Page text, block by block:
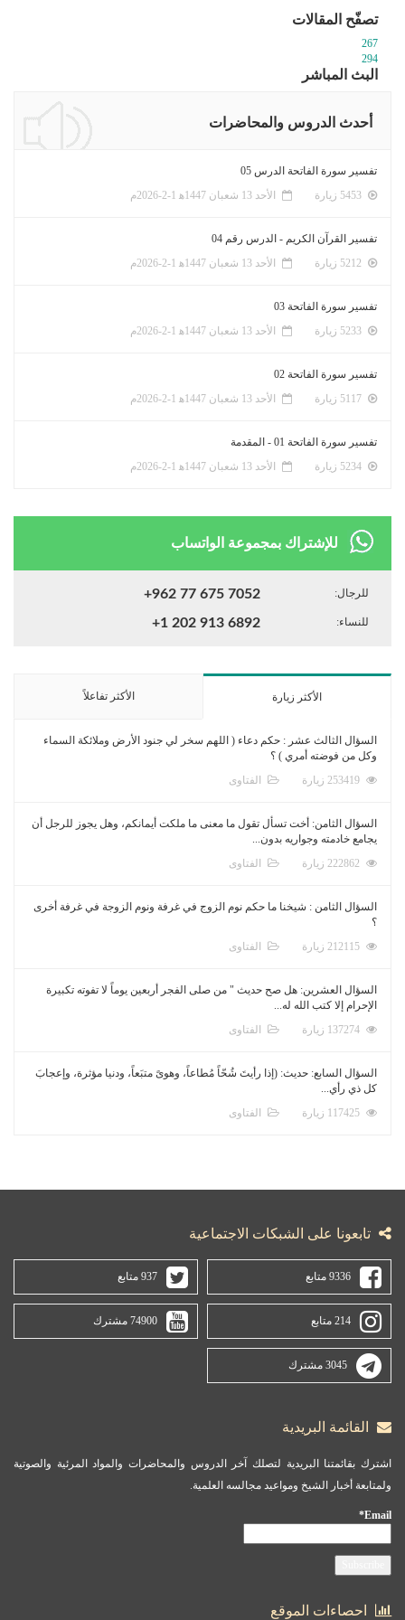
تصفّح المقالات
267
294
البث المباشر
أحدث الدروس والمحاضرات
تفسير سورة الفاتحة الدرس 05
الأحد 13 شعبان 1447ﻫ 1-2-2026م
تفسير القرآن الكريم - الدرس رقم 04
الأحد 13 شعبان 1447ﻫ 1-2-2026م
تفسير سورة الفاتحة 03
الأحد 13 شعبان 1447ﻫ 1-2-2026م
تفسير سورة الفاتحة 02
الأحد 13 شعبان 1447ﻫ 1-2-2026م
تفسير سورة الفاتحة 01 - المقدمة
الأحد 13 شعبان 1447ﻫ 1-2-2026م
للإشتراك بمجموعة الواتساب
للرجال: +962 77 675 7052
للنساء: +1 202 913 6892
الأكثر زيارة الأكثر تفاعلاً
السؤال الثالث عشر : حكم دعاء ( اللهم سخر لي جنود الأرض وملائكة السماء
وكل من فوضته أمري ) ؟
الفتاوى
السؤال الثامن: أخت تسأل تقول ما معنى ما ملكت أيمانكم، وهل يجوز للرجل أن
يجامع خادمته وجواريه بدون...
الفتاوى
السؤال الثامن : شيخنا ما حكم نوم الزوج في غرفة ونوم الزوجة في غرفة أخرى
؟
الفتاوى
السؤال العشرين: هل صح حديث " من صلى الفجر أربعين يوماً لا تفوته تكبيرة
الإحرام إلا كتب الله له...
الفتاوى
السؤال السابع: حديث: (إذا رأيتَ شُحّاً مُطاعاً، وهوىً متبَعاً، ودنيا مؤثرة، وإعجابَ
كل ذي رأي...
الفتاوى
تابعونا على الشبكات الاجتماعية
9336 متابع 937 متابع
214 متابع 74900 مشترك
3045 مشترك
القائمة البريدية
اشترك بقائمتنا البريدية لتصلك آخر الدروس والمحاضرات والمواد المرئية والصوتية
ولمتابعة أخبار الشيخ ومواعيد مجالسه العلمية.
Email*
احصاءات الموقع